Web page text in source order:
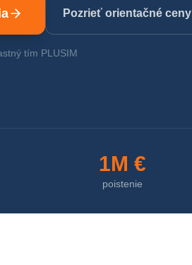
Pozrieť orientačné ceny
tím PLUSIM
1M €
poistenie